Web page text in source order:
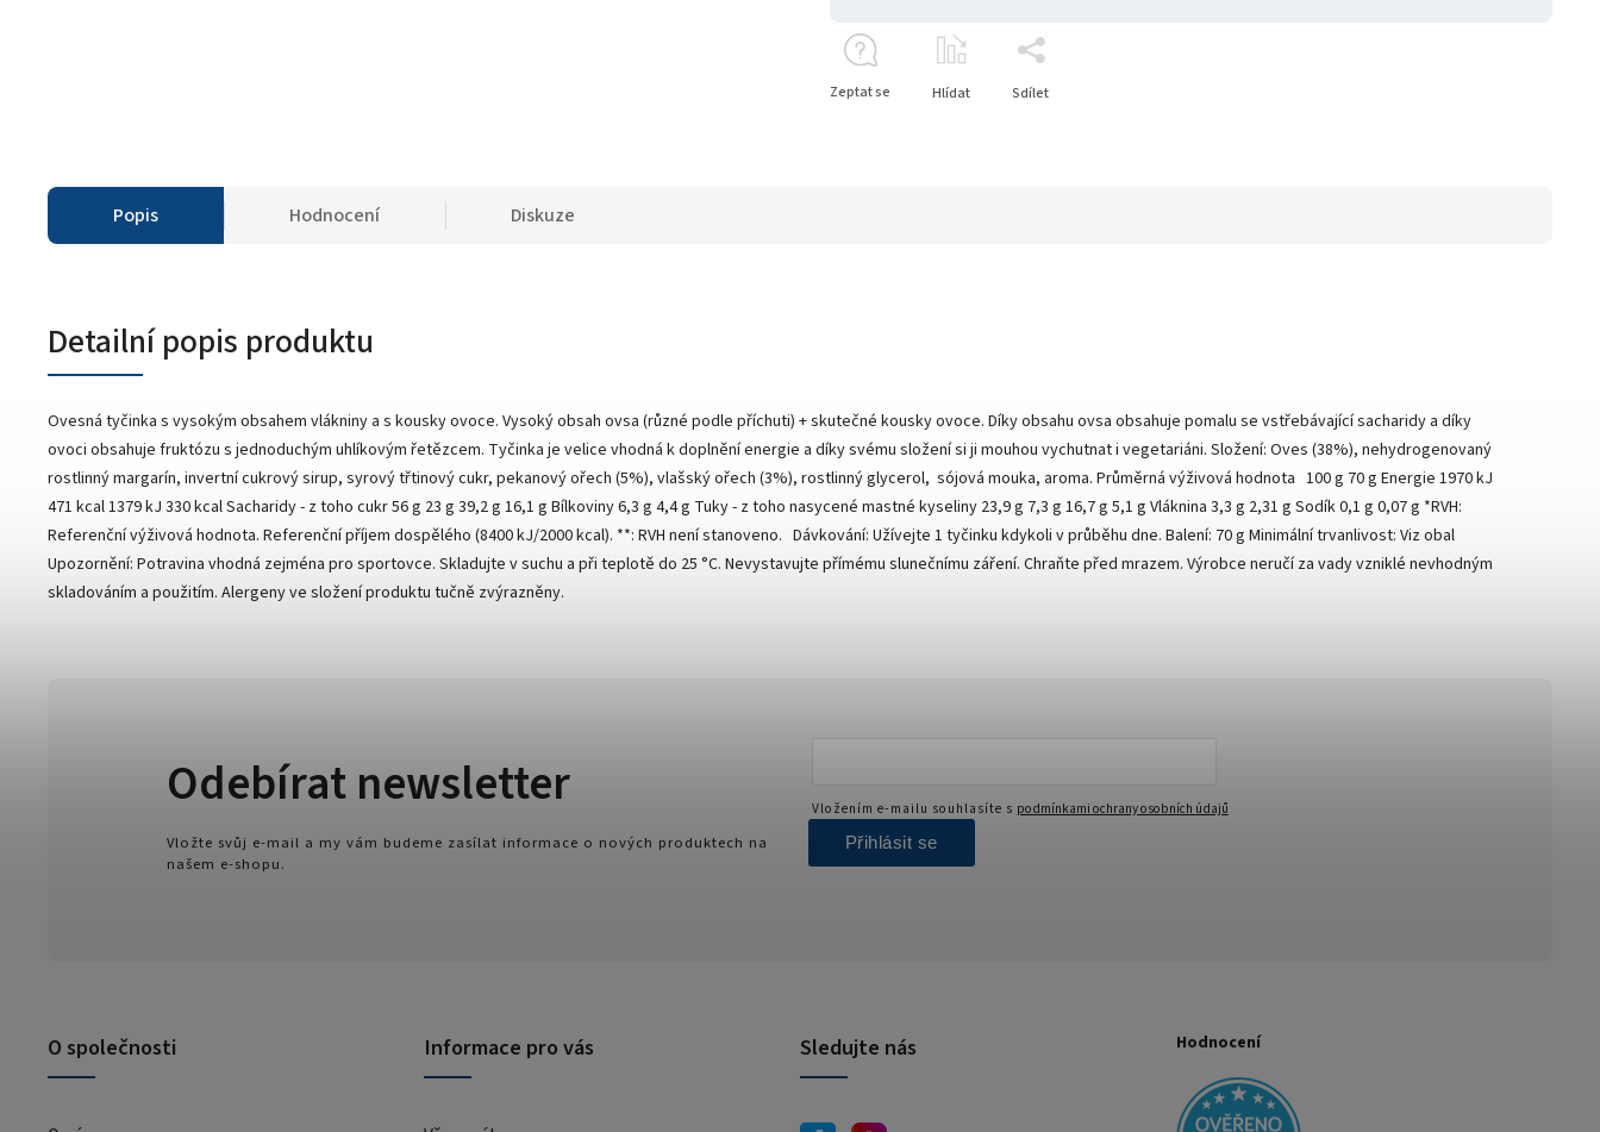
Zeptat se Hlídat Sdílet
Popis Hodnocení Diskuze
Detailní popis produktu
Ovesná tyčinka s vysokým obsahem vlákniny a s kousky ovoce. Vysoký obsah ovsa (různé podle příchuti) + skutečné kousky ovoce. Díky obsahu ovsa obsahuje pomalu se vstřebávající sacharidy a díky
ovoci obsahuje fruktózu s jednoduchým uhlíkovým řetězcem. Tyčinka je velice vhodná k doplnění energie a díky svému složení si ji mouhou vychutnat i vegetariáni. Složení: Oves (38%), nehydrogenovaný
rostlinný margarín, invertní cukrový sirup, syrový třtinový cukr, pekanový ořech (5%), vlašský ořech (3%), rostlinný glycerol, sójová mouka, aroma. Průměrná výživová hodnota 100 g 70 g Energie 1970 kJ
471 kcal 1379 kJ 330 kcal Sacharidy - z toho cukr 56 g 23 g 39,2 g 16,1 g Bílkoviny 6,3 g 4,4 g Tuky - z toho nasycené mastné kyseliny 23,9 g 7,3 g 16,7 g 5,1 g Vláknina 3,3 g 2,31 g Sodík 0,1 g 0,07 g *RVH:
Referenční výživová hodnota. Referenční příjem dospělého (8400 kJ/2000 kcal). **: RVH není stanoveno. Dávkování: Užívejte 1 tyčinku kdykoli v průběhu dne. Balení: 70 g Minimální trvanlivost: Viz obal
Upozornění: Potravina vhodná zejména pro sportovce. Skladujte v suchu a při teplotě do 25 °C. Nevystavujte přímému slunečnímu záření. Chraňte před mrazem. Výrobce neručí za vady vzniklé nevhodným
skladováním a použitím. Alergeny ve složení produktu tučně zvýrazněny.
O společnosti Informace pro vás
Odebírat newsletter
Vložte svůj e-mail a my vám budeme zasílat informace o nových produktech na
našem e-shopu.
Vložením e-mailu souhlasíte s podmínkami ochrany osobních údajů
Přihlásit se
Sledujte nás Hodnocení